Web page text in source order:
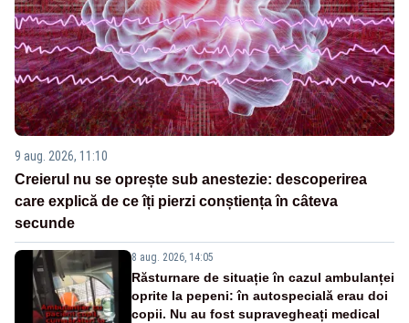
9 aug. 2026, 11:10
Creierul nu se oprește sub anestezie: descoperirea
care explică de ce îți pierzi conștiența în câteva
secunde
8 aug. 2026, 14:05
Răsturnare de situație în cazul ambulanței
oprite la pepeni: în autospecială erau doi
copii. Nu au fost supravegheați medical